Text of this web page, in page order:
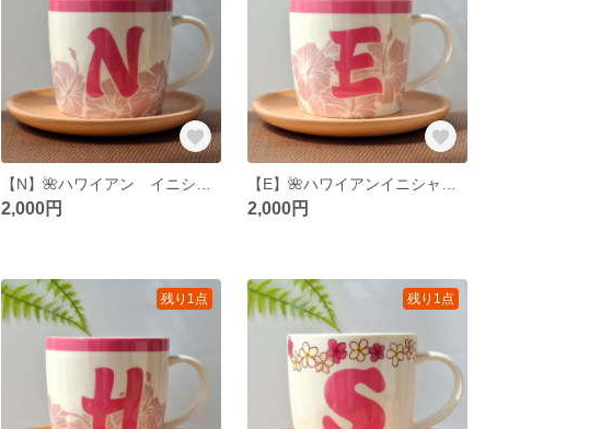
2,000円 2,000円
残り1点 残り1点